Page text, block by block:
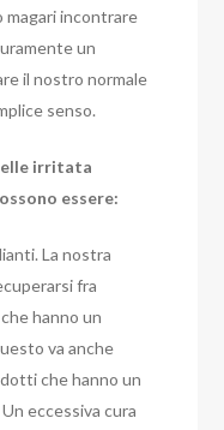
magari incontrare
un
il nostro normale
senso.
irritata
essere:
La nostra
fra
hanno un
va anche
che hanno un
eccessiva cura